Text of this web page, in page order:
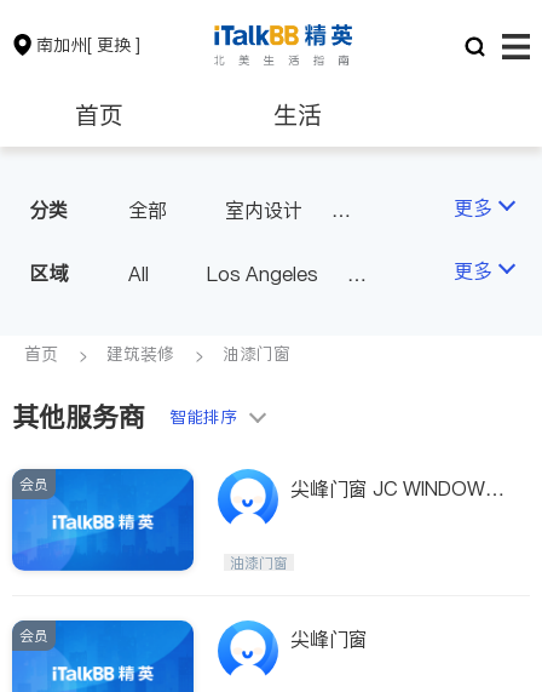
南加州[ 更换 ]
首页 生活
保险理财 房地产租售
银行贷款 会计师
建筑装修
非盈利组织
分类 全部
室内设计
卫浴洁具
地板建材
更多
区域 All
Los Angeles
Alhambra & San Gabriel
Diamond Bar & Covina
Rowland Heights & Hacienda H
ties
Inyo & San Bernardino
Riverside
更多
首页 建筑装修 油漆门窗
其他服务商 智能排序
会员
尖峰门窗 JC WINDOWS
油漆门窗
会员 尖峰门窗